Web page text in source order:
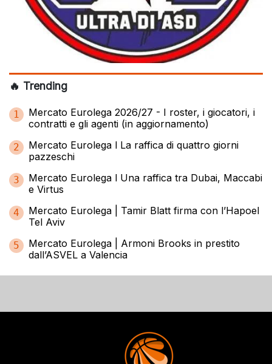
🔥 Trending
1
Mercato Eurolega 2026/27 - I roster, i giocatori, i
contratti e gli agenti (in aggiornamento)
2
Mercato Eurolega l La raffica di quattro giorni
pazzeschi
3
Mercato Eurolega l Una raffica tra Dubai, Maccabi
e Virtus
4
Mercato Eurolega | Tamir Blatt firma con l’Hapoel
Tel Aviv
5
Mercato Eurolega | Armoni Brooks in prestito
dall’ASVEL a Valencia